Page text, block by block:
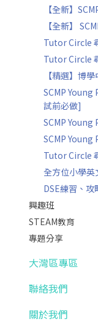
【全新】
【全新】
Tutor Circle
Tutor Circle
【精選】博
SCMP
試前必做]
SCMP Young
SCMP Young
Tutor Circle
全方位小學
DSE練習、攻
興趣班
STEAM教育
專題分享
大灣區專區
聯絡我們
關於我們